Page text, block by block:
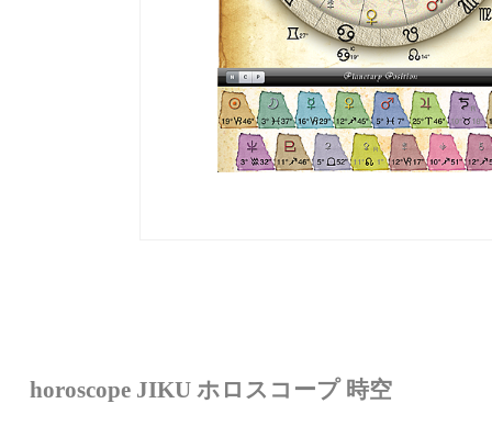
horoscope JIKU ホロスコープ 時空